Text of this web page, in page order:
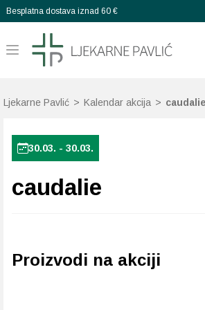
Besplatna dostava iznad 60 €
Ljekarne Pavlić > Kalendar akcija >
30.03. - 30.03.
caudalie
Proizvodi na akciji